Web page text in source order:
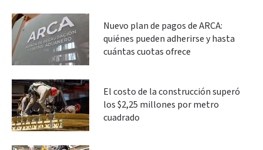
Nuevo plan de pagos de ARCA:
quiénes pueden adherirse y hasta
cuántas cuotas ofrece
El costo de la construcción superó
los $2,25 millones por metro
cuadrado